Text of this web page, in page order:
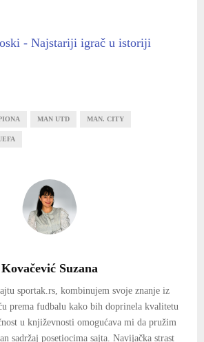
- Najstariji igrač u istoriji
MAN UTD MAN. CITY
Kovačević Suzana
sportak.rs, kombinujem svoje znanje iz
prema fudbalu kako bih doprinela kvalitetu
u književnosti omogućava mi da pružim
sadržaj posetiocima sajta. Navijačka strast